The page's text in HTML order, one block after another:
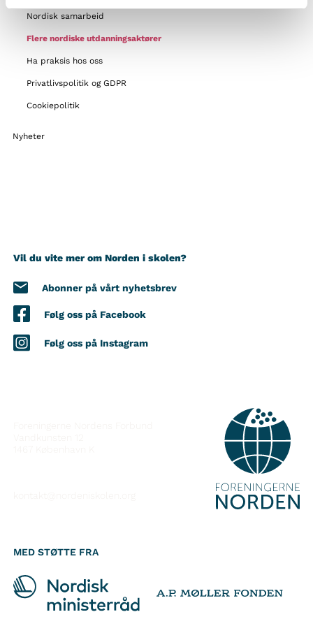
Nordisk samarbeid
Flere nordiske utdanningsaktører
Ha praksis hos oss
Privatlivspolitik og GDPR
Cookiepolitik
Nyheter
Vil du vite mer om Norden i skolen?
Abonner på vårt nyhetsbrev
Følg oss på Facebook
Følg oss på Instagram
MED STØTTE FRA